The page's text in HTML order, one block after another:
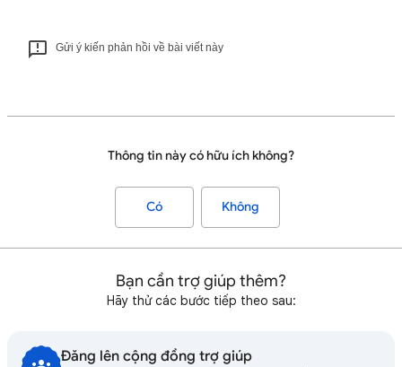
Gửi ý kiến phản hồi về bài viết này
Thông tin này có hữu ích không?
Có Không
Bạn cần trợ giúp thêm?
Hãy thử các bước tiếp theo sau:
Đăng lên cộng đồng trợ giúp